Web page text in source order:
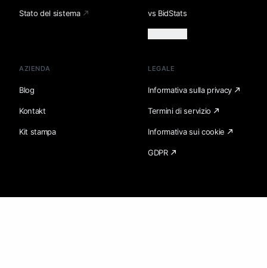
Stato del sistema vs BidStats
AZIENDA
Blog
Kontakt
Kit stampa
LEGALE
Informativa sulla privacy
Termini di servizio
Informativa sui cookie
GDPR